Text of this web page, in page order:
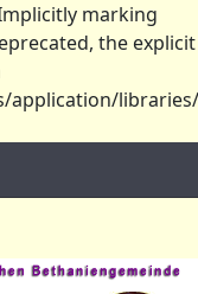
marking
the explicit
application/